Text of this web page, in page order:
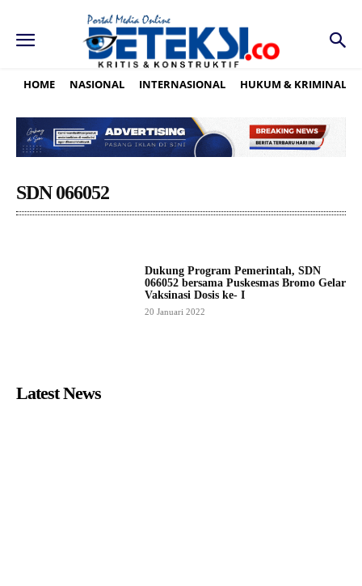
HOME NASIONAL INTERNASIONAL HUKUM & KRIMINAL
SDN 066052
Dukung Program Pemerintah, SDN
066052 bersama Puskesmas Bromo Gelar
Vaksinasi Dosis ke- I
20 Januari 2022
Latest News